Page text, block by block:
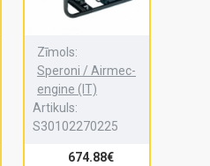
Zīmols:
Speroni / Airmec-
engine (IT)
Artikuls:
S30102270225
674.88€